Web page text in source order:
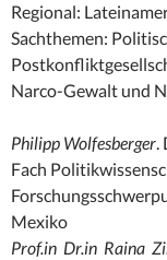
Regional:
Sachthemen:
Narco-Gewalt und
Philipp Wolfesberger.
Fach
Mexiko
Prof.in Dr.in Raina